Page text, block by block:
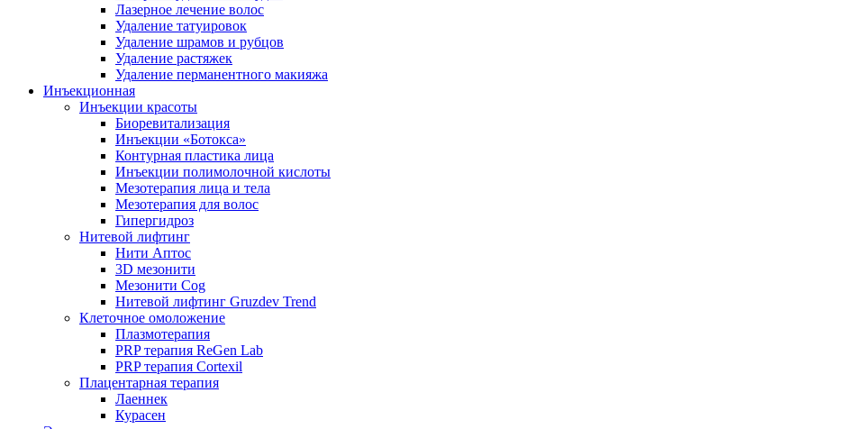
Лазерное лечение волос
Удаление татуировок
Удаление шрамов и рубцов
Удаление растяжек
Удаление перманентного макияжа
Инъекционная
Инъекции красоты
Биоревитализация
Инъекции «Ботокса»
Контурная пластика лица
Инъекции полимолочной кислоты
Мезотерапия лица и тела
Мезотерапия для волос
Гипергидроз
Нитевой лифтинг
Нити Аптос
3D мезонити
Мезонити Cog
Нитевой лифтинг Gruzdev Trend
Клеточное омоложение
Плазмотерапия
PRP терапия ReGen Lab
PRP терапия Cortexil
Плацентарная терапия
Лаеннек
Курасен